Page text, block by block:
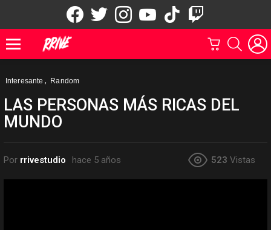
CARRITOBUSCAR
Interesante , Random
LAS PERSONAS MÁS RICAS DEL
MUNDO
Por rrivestudio hace 5 años 523 Vistas